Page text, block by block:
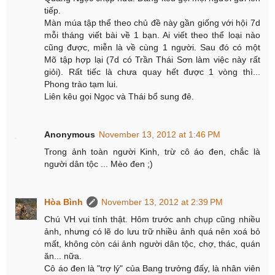
tiếp.
Màn múa tập thể theo chủ đề này gần giống với hội 7d
mỗi tháng viết bài về 1 bạn. Ai viết theo thể loại nào
cũng được, miễn là về cùng 1 người. Sau đó có một
Mõ tập hợp lại (7d có Trần Thái Sơn làm việc này rất
giỏi). Rất tiếc là chưa quay hết được 1 vòng thì...
Phong trào tạm lui.
Liên kêu gọi Ngọc và Thái bổ sung đê.
Anonymous November 13, 2012 at 1:46 PM
Trong ảnh toàn người Kinh, trừ cô áo đen, chắc là
người dân tộc ... Mèo đen ;)
Hòa Bình
November 13, 2012 at 2:39 PM
Chú VH vui tính thật. Hôm trước anh chụp cũng nhiều
ảnh, nhưng có lẽ do lưu trữ nhiều ảnh quá nên xoá bỏ
mất, không còn cái ảnh người dân tộc, chợ, thác, quán
ăn... nữa.
Cô áo đen là "trợ lý" của Bang trưởng đấy, là nhân viên